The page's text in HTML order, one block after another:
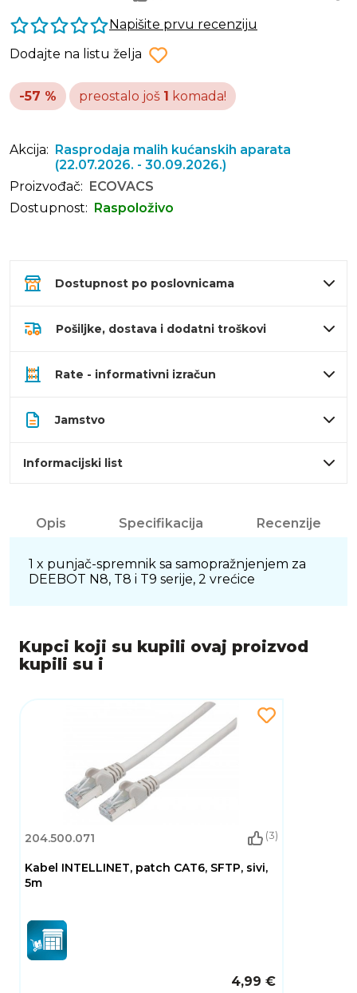
Napišite prvu recenziju
Dodajte na listu želja
-57 % preostalo još 1 komada!
Akcija:
Rasprodaja malih kućanskih aparata
(22.07.2026. - 30.09.2026.)
Proizvođač:
ECOVACS
Dostupnost:
Raspoloživo
Dostupnost po poslovnicama
Pošiljke, dostava i dodatni troškovi
Rate - informativni izračun
Jamstvo
Informacijski list
Opis Specifikacija Recenzije
1 x punjač-spremnik sa samopražnjenjem za
DEEBOT N8, T8 i T9 serije, 2 vrećice
Kupci koji su kupili ovaj proizvod
kupili su i
204.500.071 (3)
Kabel INTELLINET, patch CAT6, SFTP, sivi,
5m
4,99 €